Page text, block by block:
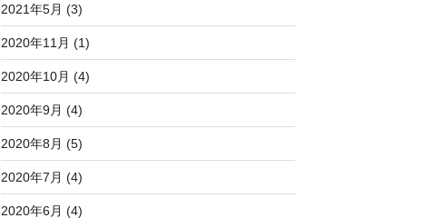
2021年5月 (3)
2020年11月 (1)
2020年10月 (4)
2020年9月 (4)
2020年8月 (5)
2020年7月 (4)
2020年6月 (4)